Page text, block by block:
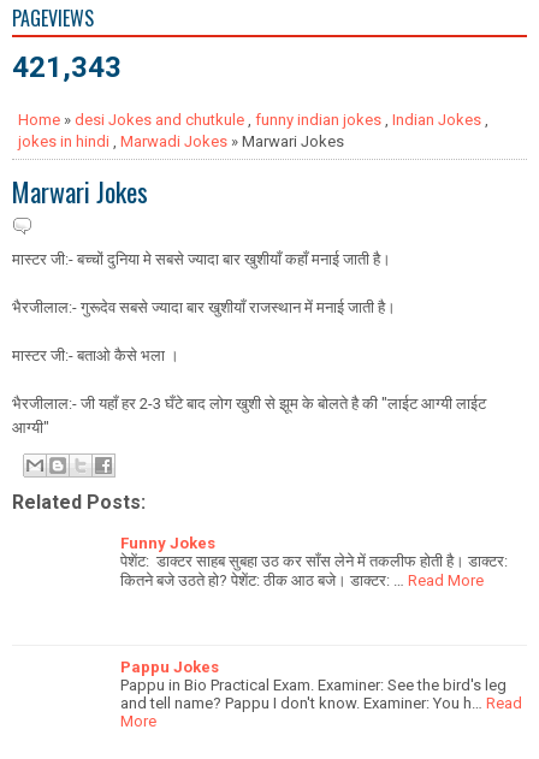
PAGEVIEWS
421,343
Home » desi Jokes and chutkule funny indian jokes Indian Jokes
jokes in hindi Marwadi Jokes » Marwari Jokes
Marwari Jokes
मास्टर जी:- बच्चों दुनिया मे सबसे ज्यादा बार खुशीयाँ कहाँ मनाई जाती है।
भैरजीलाल:- गुरूदेव सबसे ज्यादा बार खुशीयाँ राजस्थान में मनाई जाती है।
मास्टर जी:- बताओ कैसे भला ।
भैरजीलाल:- जी यहाँ हर 2-3 घँटे बाद लोग खुशी से झूम के बोलते है की "लाईट आग्यी लाईट
आग्यी"
Related Posts:
Funny Jokes
पेशेंट: डाक्टर साहब सुबहा उठ कर साँस लेने में तकलीफ होती है। डाक्टर:
कितने बजे उठते हो? पेशेंट: ठीक आठ बजे। डाक्टर: … Read More
Pappu Jokes
Pappu in Bio Practical Exam. Examiner: See the bird's leg
and tell name? Pappu I don't know. Examiner: You h… Read
More